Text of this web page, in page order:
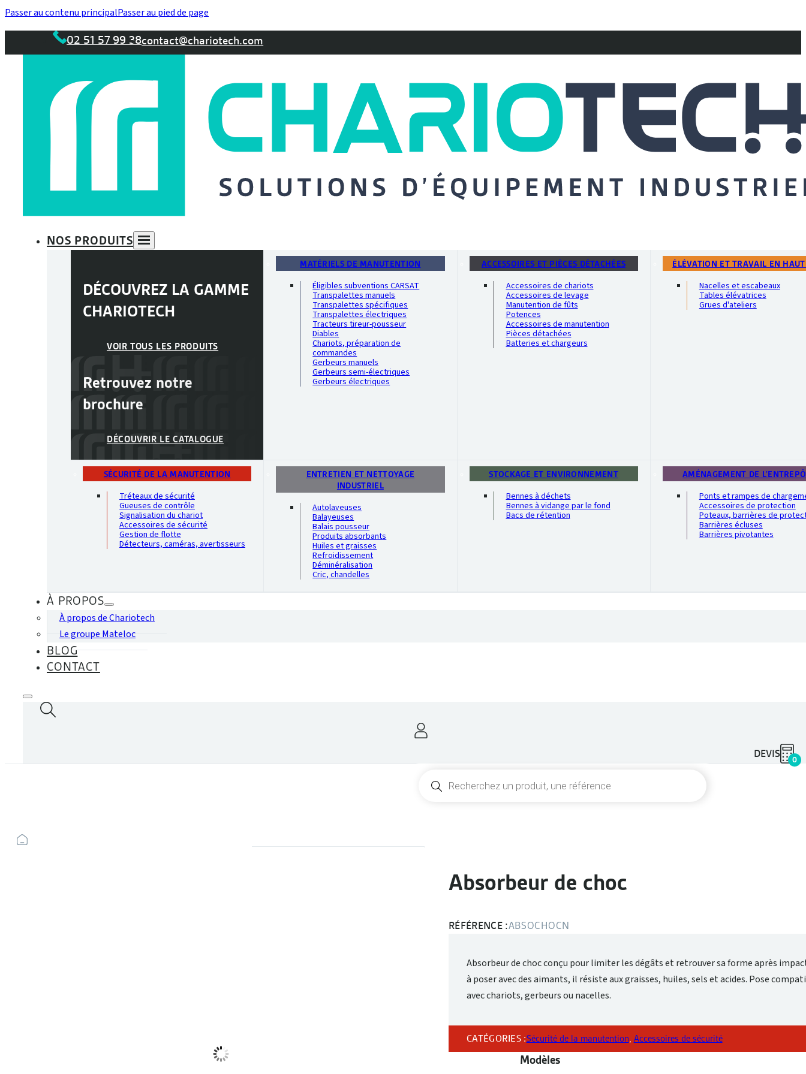
Passer au contenu principalPasser au pied de page
02 51 57 99 38contact@chariotech.com
NOS PRODUITS
DÉCOUVREZ LA GAMME
CHARIOTECH
VOIR TOUS LES PRODUITS
Retrouvez notre
brochure
DÉCOUVRIR LE CATALOGUE
MATÉRIELS DE MANUTENTION
Éligibles subventions CARSAT
Transpalettes manuels
Transpalettes spécifiques
Transpalettes électriques
Tracteurs tireur-pousseur
Diables
Chariots, préparation de
commandes
Gerbeurs manuels
Gerbeurs semi-électriques
Gerbeurs électriques
ACCESSOIRES ET PIÈCES DÉTACHÉES
Accessoires de chariots
Accessoires de levage
Manutention de fûts
Potences
Accessoires de manutention
Pièces détachées
Batteries et chargeurs
ÉLÉVATION ET TRAVAIL EN
Nacelles et escabeaux
Tables élévatrices
Grues d'ateliers
SÉCURITÉ DE LA MANUTENTION
Tréteaux de sécurité
Gueuses de contrôle
Signalisation du chariot
Accessoires de sécurité
Gestion de flotte
Détecteurs, caméras, avertisseurs
ENTRETIEN ET NETTOYAGE
INDUSTRIEL
Autolaveuses
Balayeuses
Balais pousseur
Produits absorbants
Huiles et graisses
Refroidissement
Déminéralisation
Cric, chandelles
STOCKAGE ET ENVIRONNEMENT
Bennes à déchets
Bennes à vidange par le fond
Bacs de rétention
AMÉNAGEMENT DE
Ponts et rampes de
Accessoires de protection
Poteaux, barrières de
Barrières écluses
Barrières pivotantes
À PROPOS
À propos de Chariotech
Le groupe Mateloc
BLOG
CONTACT
produits
0
DEVIS
Absorbeur de choc
RÉFÉRENCE :ABSOCHOCN
Absorbeur de choc conçu pour limiter les dégâts et retrouver sa forme après
à poser avec des aimants, il résiste aux graisses, huiles, sels et acides. Pose
avec chariots, gerbeurs ou nacelles.
CATÉGORIES :Sécurité de la manutention, Accessoires de sécurité
Modèles